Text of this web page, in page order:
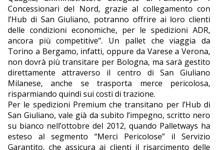
Concessionari del Nord, grazie al collegamento con
l’Hub di San Giuliano, potranno offrire ai loro clienti
delle condizioni economiche, per le spedizioni ADR,
ancora più competitive”. Un pallet che viaggia da
Torino a Bergamo, infatti, oppure da Varese a Verona,
non dovrà più transitare per Bologna, ma sarà gestito
direttamente attraverso il centro di San Giuliano
Milanese, anche se trasporta merce pericolosa,
risparmiando quindi sui costi di trazione.
Per le spedizioni Premium che transitano per l’Hub di
San Giuliano, vale già da subito l’impegno, scritto nero
su bianco nell’ottobre del 2012, quando Palletways ha
esteso al segmento “Merci Pericolose” il Servizio
Garantito, che assicura ai clienti il risarcimento delle